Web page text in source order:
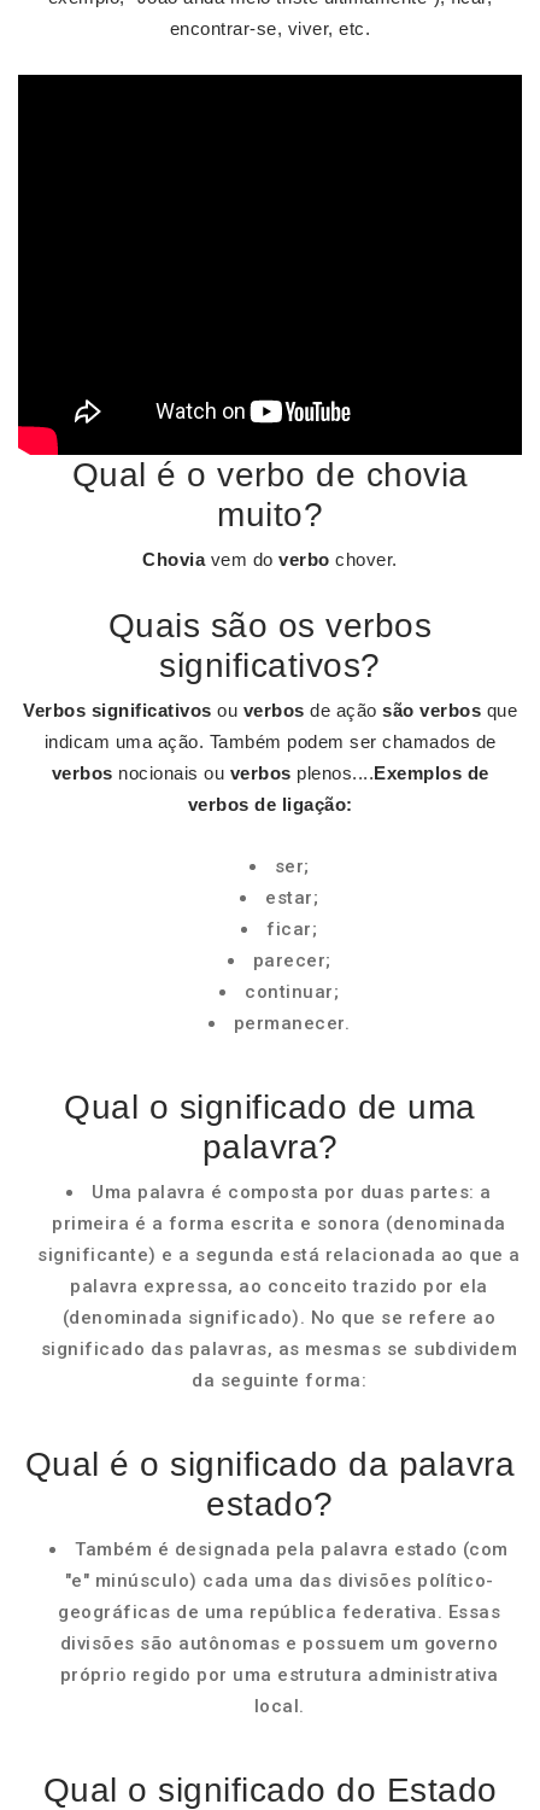
encontrar-se, viver, etc.
Qual é o verbo de chovia
muito?
Choviavem doverbo chover.
Quais são os verbos
significativos?
Verbos significativos ou verbos de ação são verbos que
indicam uma ação. Também podem ser chamados de
verbos nocionais ou verbos plenos....Exemplos de
verbos de ligação:
ser;
estar;
ficar;
parecer;
continuar;
permanecer.
Qual o significado de uma
palavra?
Uma palavra é composta por duas partes: a
primeira é a forma escrita e sonora (denominada
significante) e a segunda está relacionada ao que a
palavra expressa, ao conceito trazido por ela
(denominada significado). No que se refere ao
significado das palavras, as mesmas se subdividem
da seguinte forma:
Qual é o significado da palavra
estado?
Também é designada pela palavra estado (com
"e" minúsculo) cada uma das divisões político-
geográficas de uma república federativa. Essas
divisões são autônomas e possuem um governo
próprio regido por uma estrutura administrativa
local.
Qual o significado do Estado